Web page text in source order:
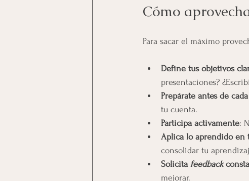
Cómo
Para sacar el máximo
Define tus objetivos
presentaciones?
Prepárate antes de
tu cuenta.
Participa activamente:
Aplica lo aprendido en
consolidar tu
Solicita feedback
mejorar.